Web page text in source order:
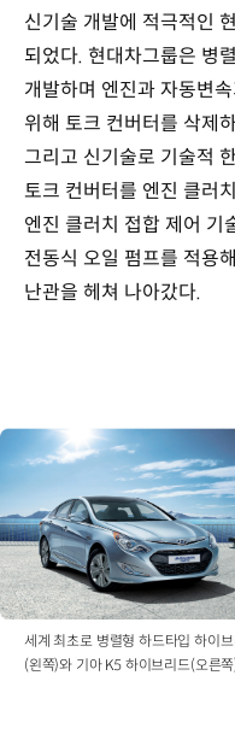
신기술 개발에 적극적인
되었다. 현대차그룹은 병
개발하며 엔진과 자동변
위해 토크 컨버터를 삭제
그리고 신기술로 기술적
토크 컨버터를 엔진 클러
엔진 클러치 접합 제어 기
전동식 오일 펌프를 적용
난관을 헤쳐 나아갔다.
세계 최초로 병렬형 하드타입 하이
(왼쪽)와 기아 K5 하이브리드(오른